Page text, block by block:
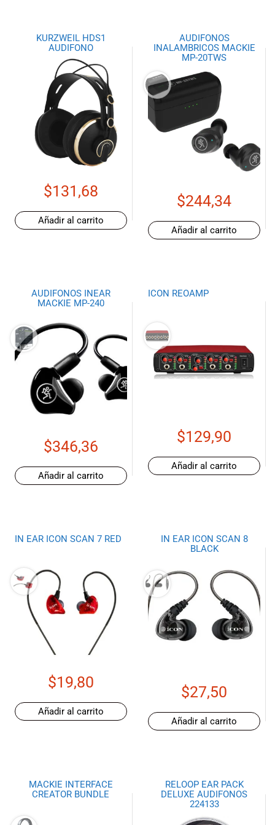
KURZWEIL HDS1
AUDIFONO
$131,68
Añadir al carrito
AUDIFONOS
INALAMBRICOS MACKIE
MP-20TWS
$244,34
Añadir al carrito
AUDIFONOS INEAR
MACKIE MP-240
$346,36
Añadir al carrito
ICON REOAMP
$129,90
Añadir al carrito
IN EAR ICON SCAN 7 RED
$19,80
Añadir al carrito
IN EAR ICON SCAN 8
BLACK
$27,50
Añadir al carrito
MACKIE INTERFACE
CREATOR BUNDLE
RELOOP EAR PACK
DELUXE AUDIFONOS
224133